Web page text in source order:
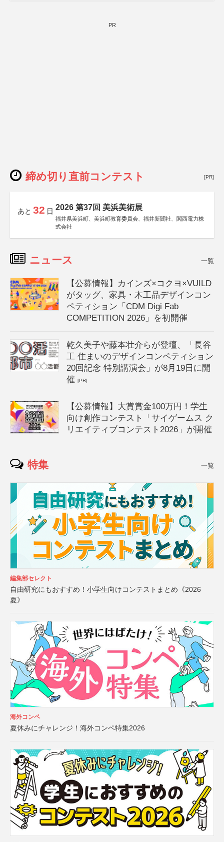
PR
締め切り直前コンテスト [PR]
あと 32 日 2026 第37回 美浜美術展
福井県美浜町、美浜町教育委員会、福井新聞社、関西電力株
式会社
ニュース 一覧
【公募情報】カインズ×コクヨ×VUILD
がタッグ、家具・木工品デザインコン
ペティション「CDM Digi Fab
COMPETITION 2026」を初開催
乾久美子や藤本壮介らが登壇、「長谷
工 住まいのデザインコンペティション
20回記念 特別講演会」が8月19日に開
催[PR]
【公募情報】大賞賞金100万円！学生
向け創作コンテスト「サイゲームス ク
リエイティブコンテスト2026」が開催
特集 一覧
編集部セレクト
自由研究にもおすすめ！小学生向けコンテストまとめ《2026
夏》
海外コンペ
夏休みにチャレンジ！海外コンペ特集2026